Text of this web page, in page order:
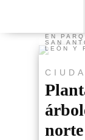
EN
SAN
LEÓN Y